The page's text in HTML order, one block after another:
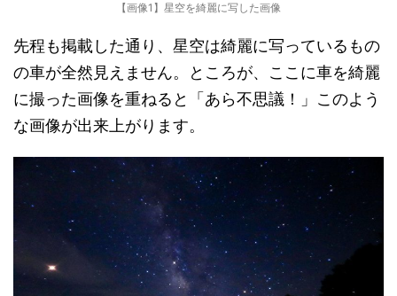
【画像1】星空を綺麗に写した画像
先程も掲載した通り、星空は綺麗に写っているもの
の車が全然見えません。ところが、ここに車を綺麗
に撮った画像を重ねると「あら不思議！」このよう
な画像が出来上がります。